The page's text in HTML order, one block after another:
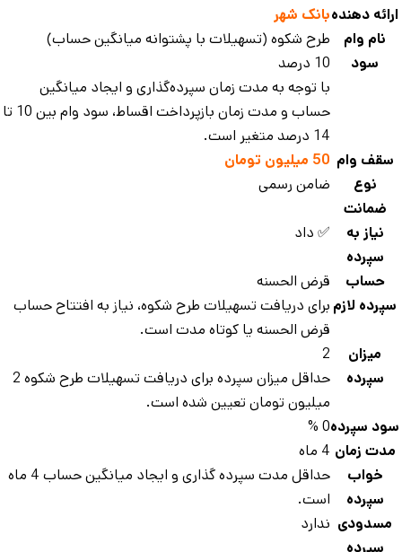
دهندهبانک شهر
نام وام
طرح شکوه (تسهیلات با پشتوانه میانگین حساب)
سود
10 درصد
با توجه به مدت زمان سپرده‌گذاری و ایجاد میانگین
حساب و مدت زمان بازپرداخت اقساط، سود وام بین 10 تا
14 درصد متغیر است.
وام 50 میلیون تومان
نوع
ضمانت
ضامن رسمی
نیاز به
سپرده
✅ داد
حساب
لازم
قرض الحسنه
برای دریافت تسهیلات طرح شکوه، نیاز به افتتاح حساب
قرض الحسنه یا کوتاه مدت است.
میزان
سپرده
حداقل میزان سپرده برای دریافت تسهیلات طرح شکوه 2
میلیون تومان تعیین شده است.
سپرده0 %
زمان
خواب
سپرده
4 ماه
حداقل مدت سپرده گذاری و ایجاد میانگین حساب 4 ماه
است.
مسدودی ندارد